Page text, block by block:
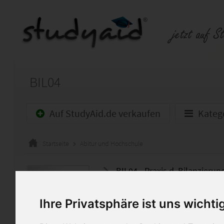
Ihre Privatsphäre ist uns
BIL04
Auf StudyAid.de verkaufen
Startseite Abitur und Hochschule
BIL04 - Praxis d.
Die Einsendeaufgaben